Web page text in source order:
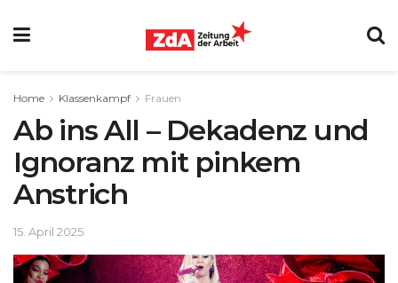
Home Klassenkampf Frauen
Ab ins All – Dekadenz und
Ignoranz mit pinkem
Anstrich
15. April 2025